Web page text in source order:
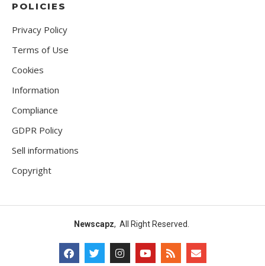
POLICIES
Privacy Policy
Terms of Use
Cookies
Information
Compliance
GDPR Policy
Sell informations
Copyright
Newscapz, All Right Reserved.